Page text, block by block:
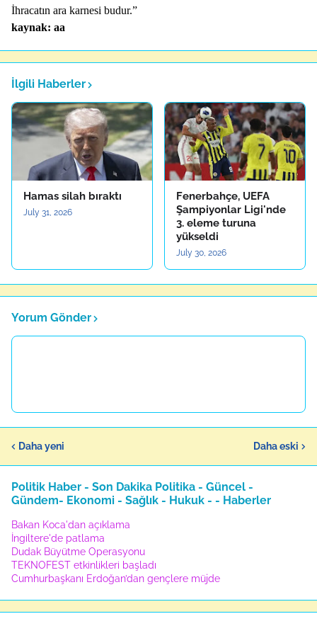
İhracatın ara karnesi budur.”
kaynak: aa
İlgili Haberler
Hamas silah bıraktı
July 31, 2026
Fenerbahçe, UEFA
Şampiyonlar Ligi'nde
3. eleme turuna
yükseldi
July 30, 2026
Yorum Gönder
Daha yeni Daha eski
Politik Haber - Son Dakika Politika - Güncel -
Gündem- Ekonomi - Sağlık - Hukuk - - Haberler
Bakan Koca'dan açıklama
İngiltere'de patlama
Dudak Büyütme Operasyonu
TEKNOFEST etkinlikleri başladı
Cumhurbaşkanı Erdoğan’dan gençlere müjde